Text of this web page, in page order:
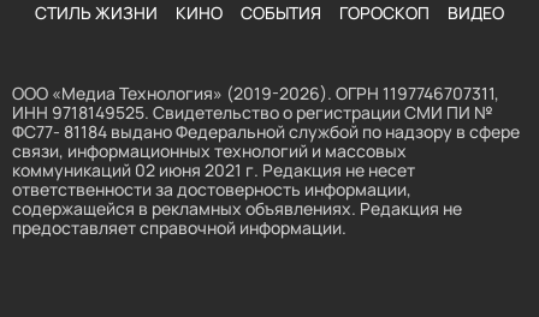
СТИЛЬ ЖИЗНИ КИНО СОБЫТИЯ ГОРОСКОП ВИДЕО
ООО «Медиа Технология» (2019-2026). ОГРН 1197746707311,
ИНН 9718149525. Свидетельство о регистрации СМИ ПИ №
ФС77- 81184 выдано Федеральной службой по надзору в сфере
связи, информационных технологий и массовых
коммуникаций 02 июня 2021 г. Редакция не несет
ответственности за достоверность информации,
содержащейся в рекламных объявлениях. Редакция не
предоставляет справочной информации.